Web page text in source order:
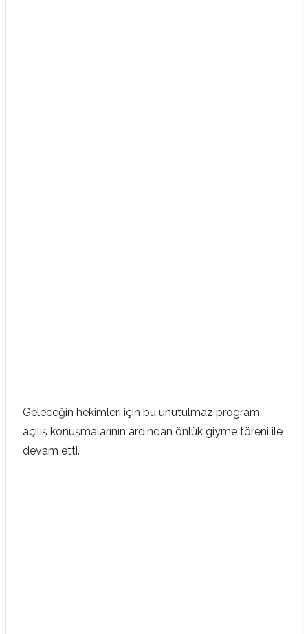
Geleceğin hekimleri için bu unutulmaz program,
açılış konuşmalarının ardından önlük giyme töreni ile
devam etti.